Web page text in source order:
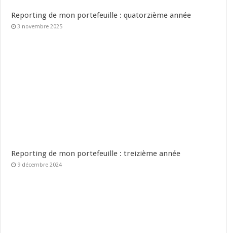
Reporting de mon portefeuille : quatorzième année
3 novembre 2025
Reporting de mon portefeuille : treizième année
9 décembre 2024